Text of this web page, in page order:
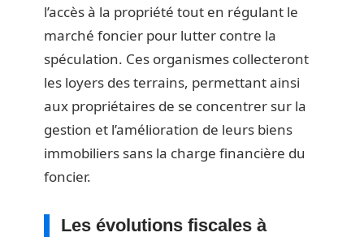
l’accès à la propriété tout en régulant le
marché foncier pour lutter contre la
spéculation. Ces organismes collecteront
les loyers des terrains, permettant ainsi
aux propriétaires de se concentrer sur la
gestion et l’amélioration de leurs biens
immobiliers sans la charge financière du
foncier.
Les évolutions fiscales à